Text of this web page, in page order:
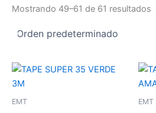
Mostrando 49–61 de 61 resultados
EMT EMT
n
e
o
r